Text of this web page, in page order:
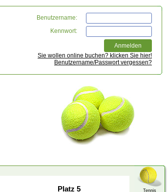
Benutzername:
Kennwort:
Sie wollen online buchen? klicken Sie hier!
Benutzername/Passwort vergessen?
Platz 5 Tennis